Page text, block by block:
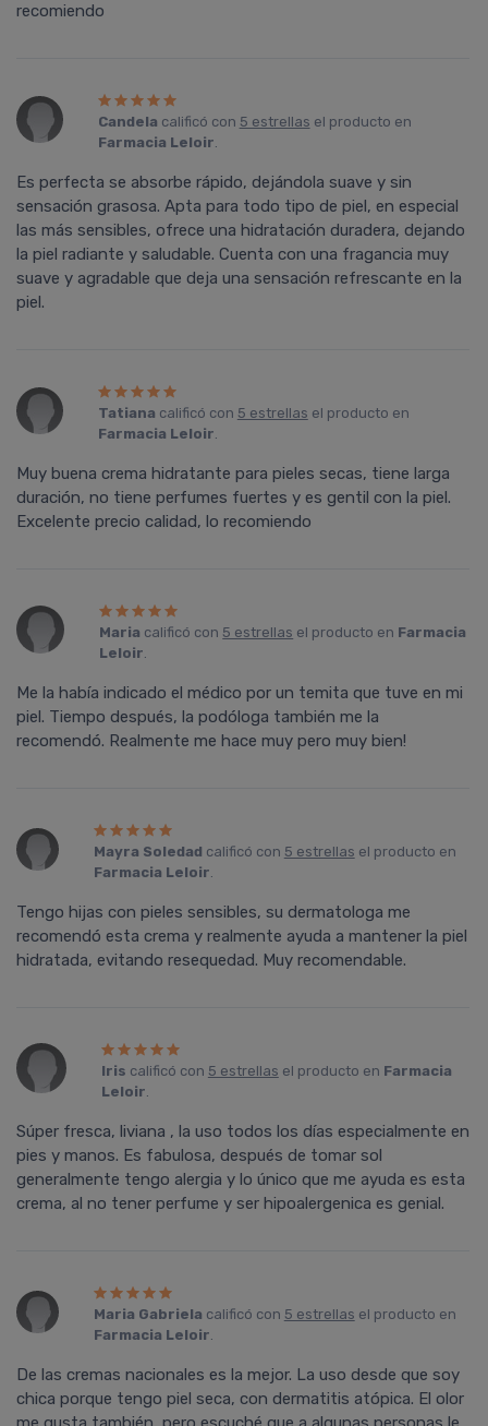
recomiendo
Candela calificó con 5 estrellas el producto en
Farmacia Leloir.
Es perfecta se absorbe rápido, dejándola suave y sin
sensación grasosa. Apta para todo tipo de piel, en especial
las más sensibles, ofrece una hidratación duradera, dejando
la piel radiante y saludable. Cuenta con una fragancia muy
suave y agradable que deja una sensación refrescante en la
piel.
Tatiana calificó con 5 estrellas el producto en
Farmacia Leloir.
Muy buena crema hidratante para pieles secas, tiene larga
duración, no tiene perfumes fuertes y es gentil con la piel.
Excelente precio calidad, lo recomiendo
Maria calificó con 5 estrellas el producto en Farmacia
Leloir.
Me la había indicado el médico por un temita que tuve en mi
piel. Tiempo después, la podóloga también me la
recomendó. Realmente me hace muy pero muy bien!
Mayra Soledad calificó con 5 estrellas el producto en
Farmacia Leloir.
Tengo hijas con pieles sensibles, su dermatologa me
recomendó esta crema y realmente ayuda a mantener la piel
hidratada, evitando resequedad. Muy recomendable.
Iris calificó con 5 estrellas el producto en Farmacia
Leloir.
Súper fresca, liviana , la uso todos los días especialmente en
pies y manos. Es fabulosa, después de tomar sol
generalmente tengo alergia y lo único que me ayuda es esta
crema, al no tener perfume y ser hipoalergenica es genial.
Maria Gabriela calificó con 5 estrellas el producto en
Farmacia Leloir.
De las cremas nacionales es la mejor. La uso desde que soy
chica porque tengo piel seca, con dermatitis atópica. El olor